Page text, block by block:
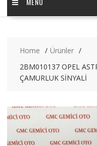
Home
Ürünler
2BM010137 OPEL
ÇAMURLUK SİNYALİ